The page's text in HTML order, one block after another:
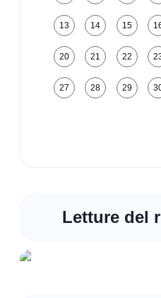
13 14 15
20 21 22
27 28 29
Letture del